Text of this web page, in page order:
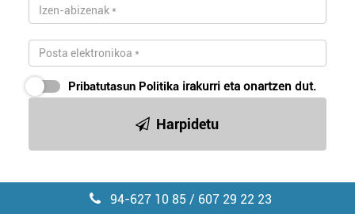
Pribatutasun Politika irakurri eta onartzen dut.
Harpidetu
94-627 10 85 / 607 29 22 23